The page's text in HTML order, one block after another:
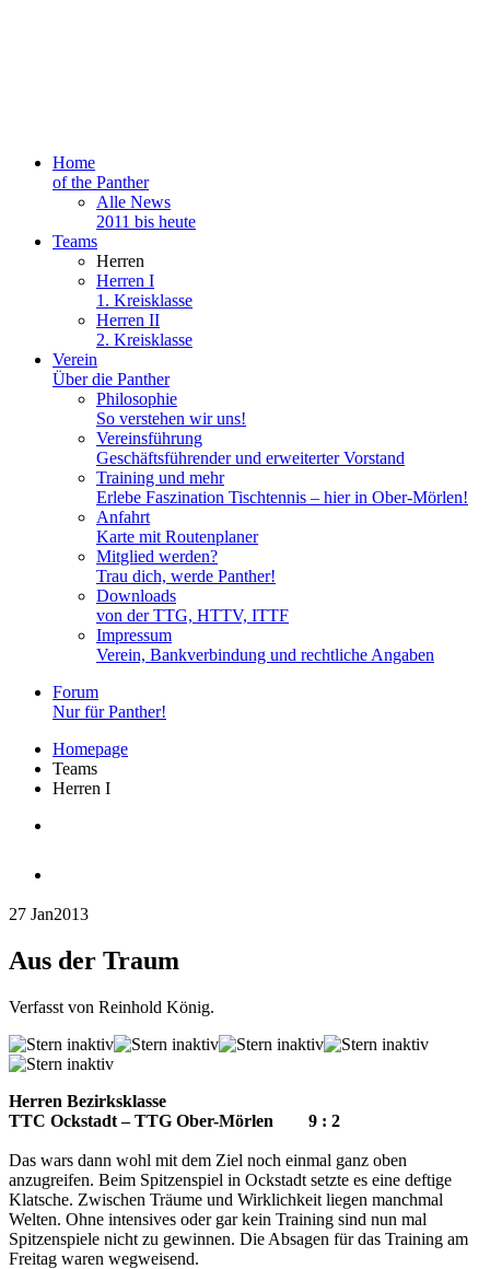
Home
of the Panther
Alle News
2011 bis heute
Teams
Herren
Herren I
1. Kreisklasse
Herren II
2. Kreisklasse
Verein
Über die Panther
Philosophie
So verstehen wir uns!
Vereinsführung
Geschäftsführender und erweiterter Vorstand
Training und mehr
Erlebe Faszination Tischtennis – hier in Ober-Mörlen!
Anfahrt
Karte mit Routenplaner
Mitglied werden?
Trau dich, werde Panther!
Downloads
von der TTG, HTTV, ITTF
Impressum
Verein, Bankverbindung und rechtliche Angaben
Forum
Nur für Panther!
Homepage
Teams
Herren I
27 Jan2013
Aus der Traum
Verfasst von Reinhold König.
Herren Bezirksklasse
TTC Ockstadt – TTG Ober-Mörlen 9 : 2
Das wars dann wohl mit dem Ziel noch einmal ganz oben
anzugreifen. Beim Spitzenspiel in Ockstadt setzte es eine deftige
Klatsche. Zwischen Träume und Wirklichkeit liegen manchmal
Welten. Ohne intensives oder gar kein Training sind nun mal
Spitzenspiele nicht zu gewinnen. Die Absagen für das Training am
Freitag waren wegweisend.